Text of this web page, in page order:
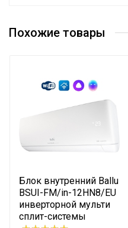
производительность
Управление c
мобильного приложения
по Wi-Fi
самодиагностики
Масса товара с
упаковкой (брутто)
Мин. рабочая
температура воздуха для
Похожие товары
Блок внутренний Ballu
BSUI-FM/in-12HN8/EU
инверторной мульти
сплит-системы